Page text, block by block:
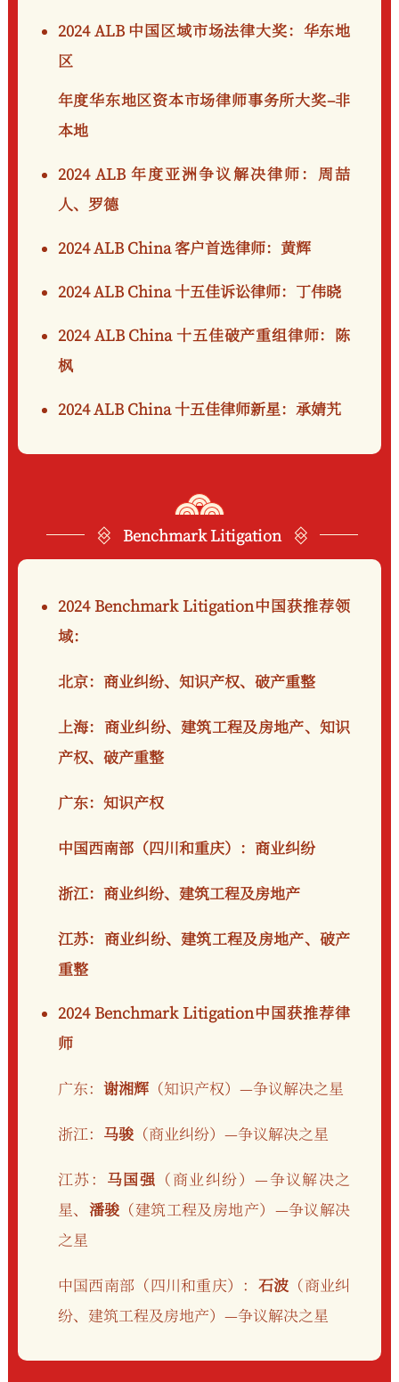
2024 ALB 中国区域市场法律大奖：华东地
区
年度华东地区资本市场律师事务所大奖–非
本地
2024 ALB 年度亚洲争议解决律师： 周喆
人、罗德
2024 ALB China 客户首选律师： 黄辉
2024 ALB China 十五佳诉讼律师： 丁伟晓
2024 ALB China 十五佳破产重组律师： 陈
枫
2024 ALB China 十五佳律师新星： 承婧艽
Benchmark Litigation
2024 Benchmark Litigation中国获推荐领
域：
北京：商业纠纷、知识产权、破产重整
上海：商业纠纷、建筑工程及房地产、知识
产权、破产重整
广东：知识产权
中国西南部（四川和重庆）：商业纠纷
浙江：商业纠纷、建筑工程及房地产
江苏：商业纠纷、建筑工程及房地产、破产
重整
2024 Benchmark Litigation中国获推荐律
师
广东： 谢湘辉（知识产权）—争议解决之星
浙江： 马骏（商业纠纷）—争议解决之星
江苏： 马国强 （商业纠纷）—争议解决之
星、 潘骏 （建筑工程及房地产）—争议解决
之星
中国西南部（四川和重庆）： 石波 （商业纠
纷、建筑工程及房地产）—争议解决之星